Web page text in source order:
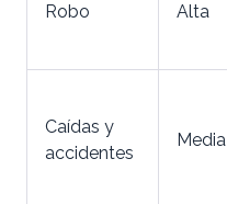
Robo Alta
Caídas y
accidentes
Media